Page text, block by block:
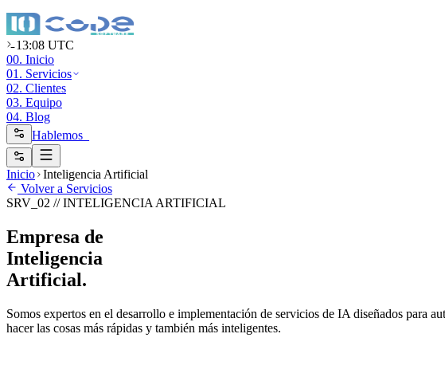
13:08 UTC
00. Inicio
01. Servicios
02. Clientes
03. Equipo
04. Blog
Hablemos_
Inicio Inteligencia Artificial
Volver a Servicios
SRV_02 // INTELIGENCIA ARTIFICIAL
Empresa de
Inteligencia
Artificial.
Somos expertos en el desarrollo e implementación de servicios de IA diseñados para
hacer las cosas más rápidas y también más inteligentes.